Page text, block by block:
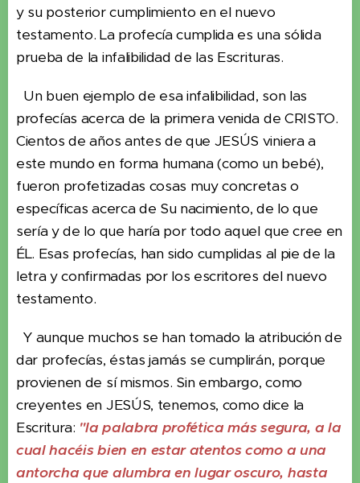
y su posterior cumplimiento en el nuevo
testamento. La profecía cumplida es una sólida
prueba de la infalibilidad de las Escrituras.
Un buen ejemplo de esa infalibilidad, son las
profecías acerca de la primera venida de CRISTO.
Cientos de años antes de que JESÚS viniera a
este mundo en forma humana (como un bebé),
fueron profetizadas cosas muy concretas o
específicas acerca de Su nacimiento, de lo que
sería y de lo que haría por todo aquel que cree en
ÉL. Esas profecías, han sido cumplidas al pie de la
letra y confirmadas por los escritores del nuevo
testamento.
Y aunque muchos se han tomado la atribución de
dar profecías, éstas jamás se cumplirán, porque
provienen de sí mismos. Sin embargo, como
creyentes en JESÚS, tenemos, como dice la
Escritura: "la palabra profética más segura, a la
cual hacéis bien en estar atentos como a una
antorcha que alumbra en lugar oscuro, hasta